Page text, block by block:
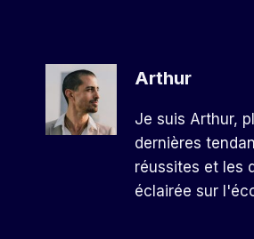
Arthur
Je suis Arthur,
dernières
réussites et les
éclairée sur